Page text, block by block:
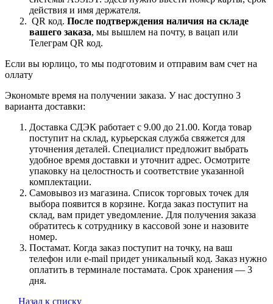
действия и имя держателя.
QR код. После подтверждения наличия на складе
вашего заказа, мы вышлем на почту, в вацап или
Телеграм QR код.
Если вы юрлицо, то мы подготовим и отправим вам счет на
оллату
Экономьте время на получении заказа. У нас доступно 3
варианта доставки:
Доставка СДЭК работает с 9.00 до 21.00. Когда товар
поступит на склад, курьерская служба свяжется для
уточнения деталей. Специалист предложит выбрать
удобное время доставки и уточнит адрес. Осмотрите
упаковку на целостность и соответствие указанной
комплектации.
Самовывоз из магазина. Список торговых точек для
выбора появится в корзине. Когда заказ поступит на
склад, вам придет уведомление. Для получения заказа
обратитесь к сотруднику в кассовой зоне и назовите
номер.
Постамат. Когда заказ поступит на точку, на ваш
телефон или e-mail придет уникальный код. Заказ нужно
оплатить в терминале постамата. Срок хранения — 3
дня.
Назад к списку